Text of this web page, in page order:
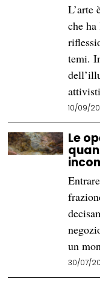
L’arte
che
temi.
10/09/
Le
un
30/07/